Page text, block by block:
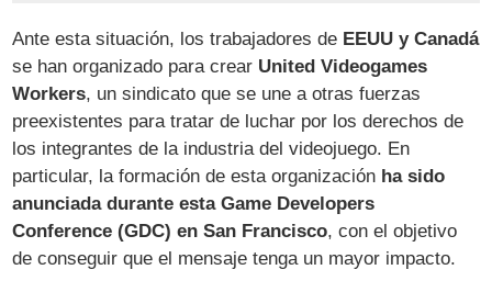
Ante esta situación, los trabajadores de EEUU y Canadá
se han organizado para crear United Videogames
Workers, un sindicato que se une a otras fuerzas
preexistentes para tratar de luchar por los derechos de
los integrantes de la industria del videojuego. En
particular, la formación de esta organización ha sido
anunciada durante esta Game Developers
Conference (GDC) en San Francisco, con el objetivo
de conseguir que el mensaje tenga un mayor impacto.